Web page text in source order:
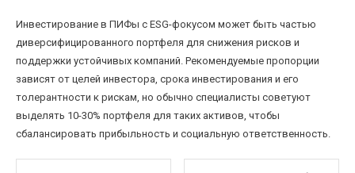
Инвестирование в ПИФы с ESG-фокусом может быть частью
диверсифицированного портфеля для снижения рисков и
поддержки устойчивых компаний. Рекомендуемые пропорции
зависят от целей инвестора, срока инвестирования и его
толерантности к рискам, но обычно специалисты советуют
выделять 10-30% портфеля для таких активов, чтобы
сбалансировать прибыльность и социальную ответственность.